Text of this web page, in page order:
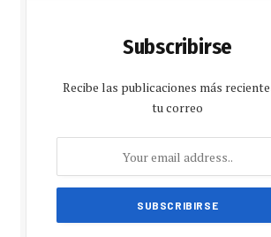
Subscribirse
Recibe las publicaciones más
tu correo